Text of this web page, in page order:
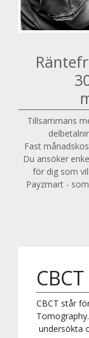
Tillsammans
Fast
Du ansöker
för dig som
Payzmart -
CBCT
CBCT står
undersökta